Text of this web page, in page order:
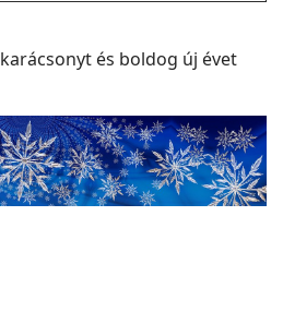
és boldog új évet